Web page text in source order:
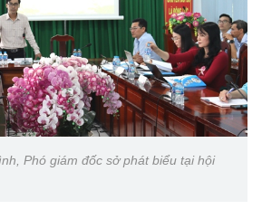
tử
English
Phó giám đốc sở phát biểu tại hội